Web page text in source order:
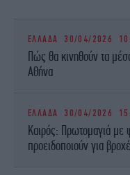
ΕΛΛΑΔΑ 30/04/2026
Πώς θα κινηθούν τα
Αθήνα
ΕΛΛΑΔΑ 30/04/2026
Καιρός: Πρωτομαγιά με
προειδοποιούν για